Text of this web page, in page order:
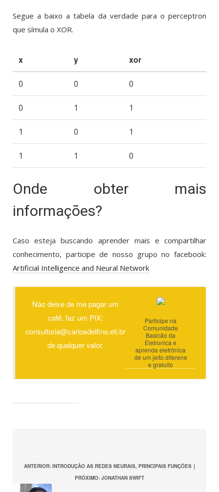
Segue a baixo a tabela da verdade para o perceptron
que símula o XOR.
x y xor
0 0 0
0 1 1
1 0 1
1 1 0
Onde obter mais
informações?
Caso esteja buscando aprender mais e compartilhar
conhecimento, participe de nosso grupo no facebook:
Artificial Intelligence and Neural Network
Não deixe de me pagar um
café, faz um PIX:
consultoria@carlosdelfino.eti.br
de qualquer valor.
Participe na
Comunidade
Basicão da
Eletronica e
aprenda eletrônica
de um jeito diferene
e gratuito
ANTERIOR: INTRODUÇÃO AS REDES NEURAIS, PRINCIPAIS FUNÇÕES |
PRÓXIMO: JONATHAN SWIFT